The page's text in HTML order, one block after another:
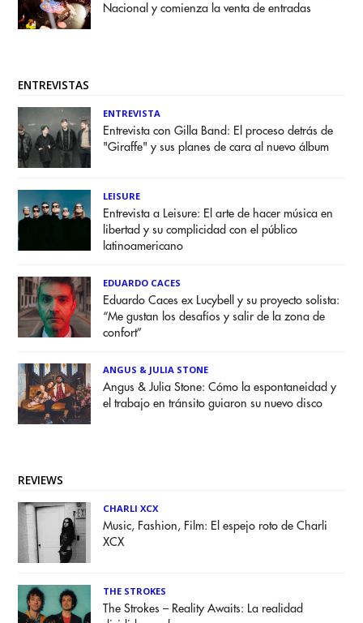
Nacional y comienza la venta de entradas
ENTREVISTAS
ENTREVISTA
Entrevista con Gilla Band: El proceso detrás de
"Giraffe" y sus planes de cara al nuevo álbum
LEISURE
Entrevista a Leisure: El arte de hacer música en
libertad y su complicidad con el público
latinoamericano
EDUARDO CACES
Eduardo Caces ex Lucybell y su proyecto solista:
“Me gustan los desafíos y salir de la zona de
confort”
ANGUS & JULIA STONE
Angus & Julia Stone: Cómo la espontaneidad y
el trabajo en tránsito guiaron su nuevo disco
REVIEWS
CHARLI XCX
Music, Fashion, Film: El espejo roto de Charli
XCX
THE STROKES
The Strokes – Reality Awaits: La realidad